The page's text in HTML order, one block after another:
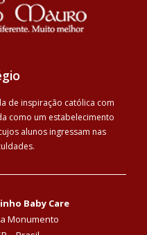
de inspiração católica com
como um estabelecimento
alunos ingressam nas
Baby Care
Monumento